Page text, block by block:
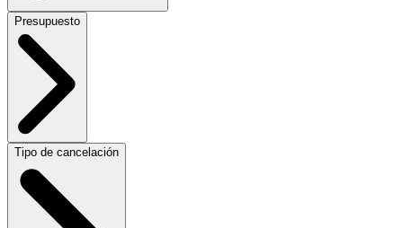
Presupuesto
Tipo de cancelación